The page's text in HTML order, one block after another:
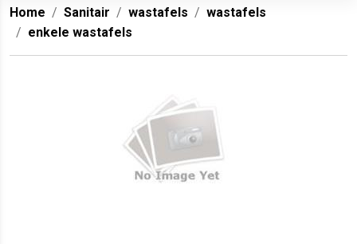
Home Sanitair wastafels
wastafels
enkele wastafels